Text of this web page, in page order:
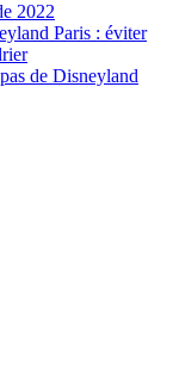
2022
Paris : éviter
de Disneyland